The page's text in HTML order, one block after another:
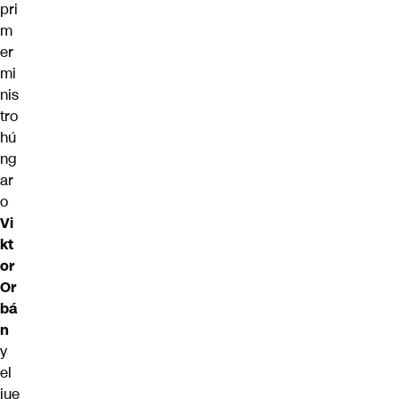
pri
m
er
mi
nis
tro
hú
ng
ar
o
Vi
kt
or
Or
bá
n
y
el
jue